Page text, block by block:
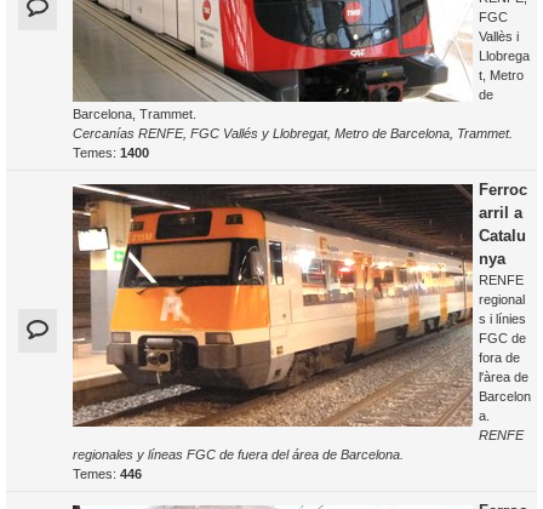
FGC
Vallès i
Llobrega
t, Metro
de
Barcelona, Trammet.
Cercanías RENFE, FGC Vallés y Llobregat, Metro de Barcelona, Trammet.
Temes: 1400
Ferroc
arril a
Catalu
nya
RENFE
regional
s i línies
FGC de
fora de
l'àrea de
Barcelon
a.
RENFE
regionales y líneas FGC de fuera del área de Barcelona.
Temes: 446